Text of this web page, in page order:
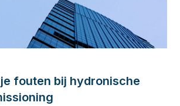
fouten bij hydronische